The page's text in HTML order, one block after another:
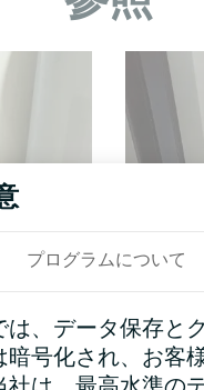
備えた
ファン
プログラムについて
、データ保存と
号化され、お客